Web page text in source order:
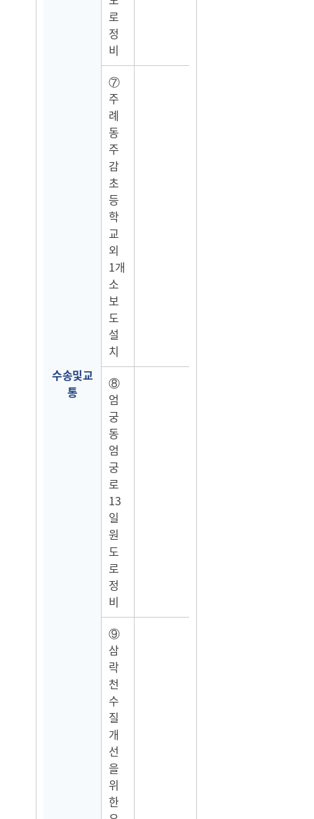
수송및교
통
로
정
비
⑦
주
례
동
주
감
초
등
학
교
외
1개
소
보
도
설
치
⑧
엄
궁
동
엄
궁
로
13
일
원
도
로
정
비
⑨
삼
락
천
수
질
개
선
을
위
한